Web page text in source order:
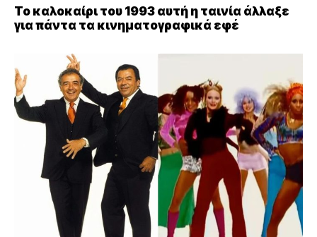
Το καλοκαίρι του 1993 αυτή η ταινία άλλαξε
για πάντα τα κινηματογραφικά εφέ